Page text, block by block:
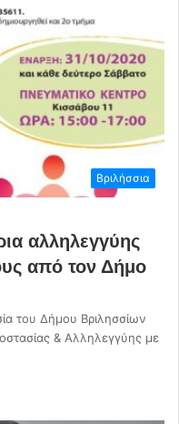
Βριλήσσια
αλληλεγγύης
από τον Δήμο
του Δήμου Βριλησσίων
& Αλληλεγγύης με